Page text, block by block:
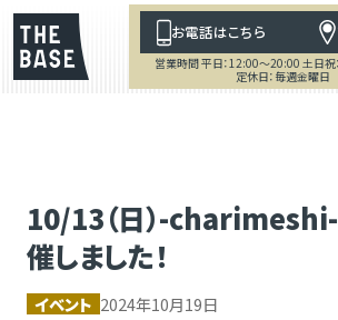
お電話はこちら
営業時間 平日：12:00～20:00 土日
定休日：毎週金曜日
10/13（日）-
催しました！
イベント 2024年10月19日